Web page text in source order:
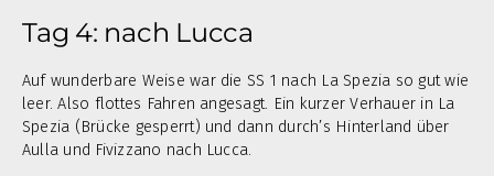
Tag 4: nach Lucca
Auf wunderbare Weise war die SS 1 nach La Spezia so gut wie
leer. Also flottes Fahren angesagt. Ein kurzer Verhauer in La
Spezia (Brücke gesperrt) und dann durch’s Hinterland über
Aulla und Fivizzano nach Lucca.